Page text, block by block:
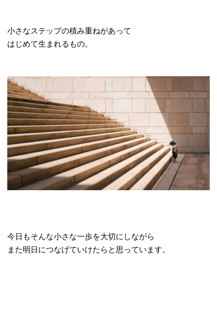
小さなステップの積み重ねがあって
はじめて生まれるもの。
今日もそんな小さな一歩を大切にしながら
また明日につなげていけたらと思っています。